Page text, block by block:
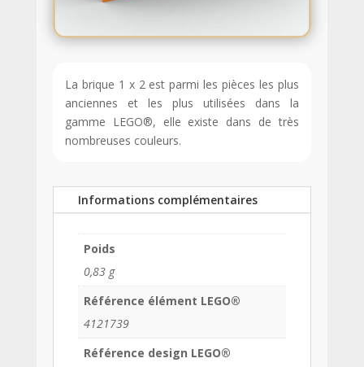
La brique 1 x 2 est parmi les pièces les plus
anciennes et les plus utilisées dans la
gamme LEGO®, elle existe dans de très
nombreuses couleurs.
Informations complémentaires
Poids
0,83 g
Référence élément LEGO®
4121739
Référence design LEGO®